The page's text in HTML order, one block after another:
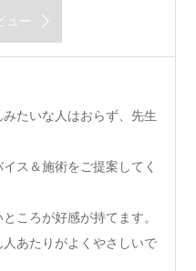
ュー
たいな人はおらず、先生
ス＆施術をご提案してく
ころが好感が持てます。
あたりがよくやさしいで